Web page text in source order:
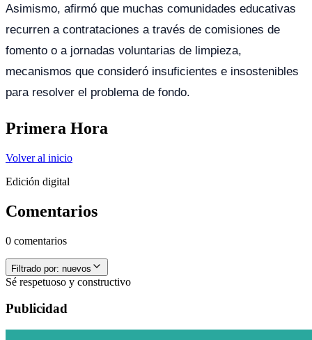
Asimismo, afirmó que muchas comunidades educativas
recurren a contrataciones a través de comisiones de
fomento o a jornadas voluntarias de limpieza,
mecanismos que consideró insuficientes e insostenibles
para resolver el problema de fondo.
Primera Hora
Volver al inicio
Edición digital
Comentarios
0 comentarios
Filtrado por: nuevos
Sé respetuoso y constructivo
Publicidad